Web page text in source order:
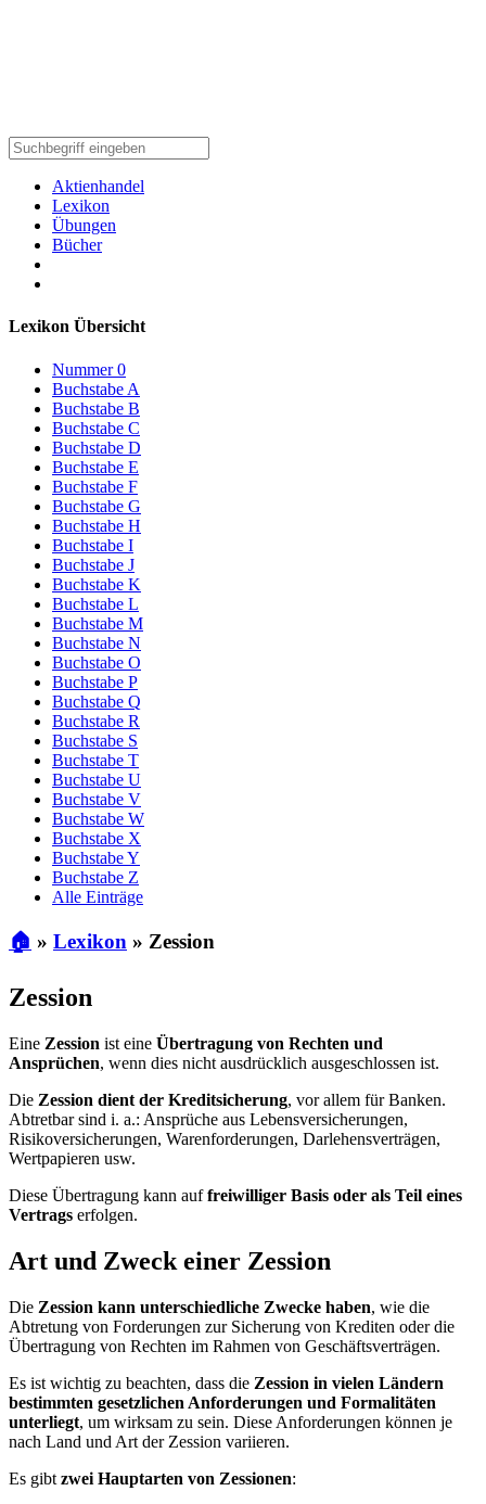
Aktienhandel
Lexikon
Übungen
Bücher
Lexikon Übersicht
Nummer 0
Buchstabe A
Buchstabe B
Buchstabe C
Buchstabe D
Buchstabe E
Buchstabe F
Buchstabe G
Buchstabe H
Buchstabe I
Buchstabe J
Buchstabe K
Buchstabe L
Buchstabe M
Buchstabe N
Buchstabe O
Buchstabe P
Buchstabe Q
Buchstabe R
Buchstabe S
Buchstabe T
Buchstabe U
Buchstabe V
Buchstabe W
Buchstabe X
Buchstabe Y
Buchstabe Z
Alle Einträge
🏠 » Lexikon » Zession
Zession
Eine Zession ist eine Übertragung von Rechten und
Ansprüchen, wenn dies nicht ausdrücklich ausgeschlossen ist.
Die Zession dient der Kreditsicherung, vor allem für Banken.
Abtretbar sind i. a.: Ansprüche aus Lebensversicherungen,
Risikoversicherungen, Warenforderungen, Darlehensverträgen,
Wertpapieren usw.
Diese Übertragung kann auffreiwilliger Basis oder als Teil eines
Vertrags erfolgen.
Art und Zweck einer Zession
Die Zession kann unterschiedliche Zwecke haben, wie die
Abtretung von Forderungen zur Sicherung von Krediten oder die
Übertragung von Rechten im Rahmen von Geschäftsverträgen.
Es ist wichtig zu beachten, dass die Zession in vielen Ländern
bestimmten gesetzlichen Anforderungen und Formalitäten
unterliegt, um wirksam zu sein. Diese Anforderungen können je
nach Land und Art der Zession variieren.
Es gibt zwei Hauptarten von Zessionen: